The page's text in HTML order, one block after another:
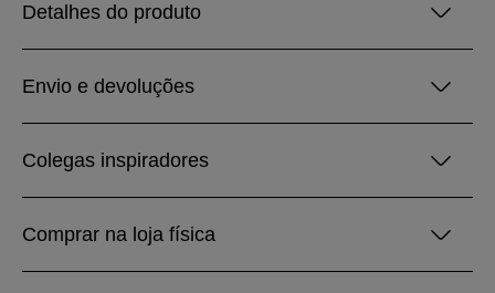
Detalhes do produto
Envio e devoluções
Colegas inspiradores
Comprar na loja física